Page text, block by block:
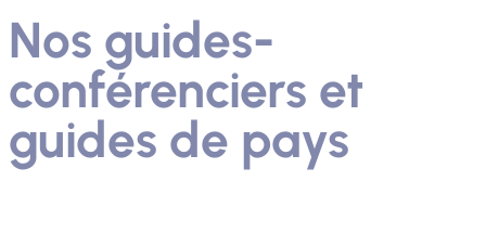
Nos guides-
conférenciers et
guides de pays